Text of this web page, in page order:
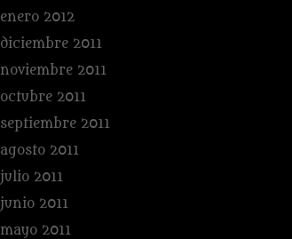
enero 2012
diciembre 2011
noviembre 2011
octubre 2011
septiembre 2011
agosto 2011
julio 2011
junio 2011
mayo 2011